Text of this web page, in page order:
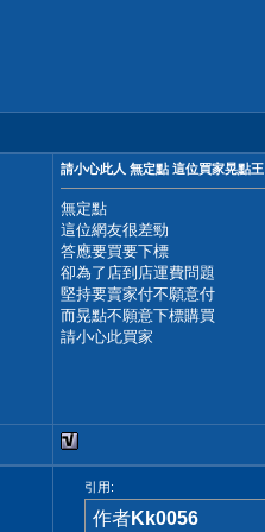
請小心此人 無定點 這位買家晃點王
無定點
這位網友很差勁
答應要買要下標
卻為了店到店運費問題
堅持要賣家付不願意付
而晃點不願意下標購買
請小心此買家
引用:
作者Kk0056